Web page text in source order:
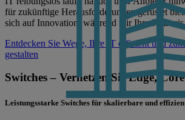
für zukünftige Herausforderungen gerüstet
sich auf Innovation, während wir Ihre IT-Basis
Entdecken Sie Wege, Ihre IT effizient und
gestalten
Switches – Vernetzen Sie Edge,
Leistungsstarke Switches für skalierbare und